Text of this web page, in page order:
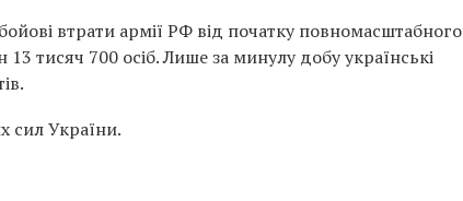
втрати армії РФ від початку повномасштабного
тисяч 700 осіб. Лише за минулу добу українські
сил України.